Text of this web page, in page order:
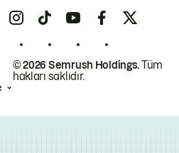
© 2026 Semrush Holdings.Tüm
hakları saklıdır.